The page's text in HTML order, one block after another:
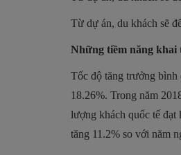
Từ dự án, du khách sẽ
Những tiềm năng
Tốc độ tăng trưởng bình
18.26%. Trong năm
lượng khách quốc tế đạt
tăng 11.2% so với năm